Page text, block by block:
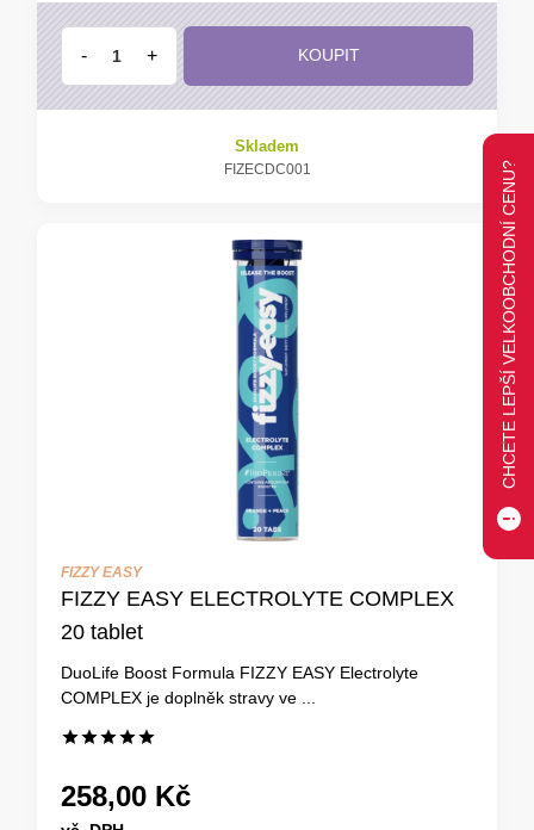
- + KOUPIT
Skladem
FIZECDC001
FIZZY EASY
FIZZY EASY ELECTROLYTE COMPLEX
20 tablet
DuoLife Boost Formula FIZZY EASY Electrolyte
COMPLEX je doplněk stravy ve ...
258,00 Kč
CHCETE LEPŠÍ VELKOOBCHODNÍ CENU?